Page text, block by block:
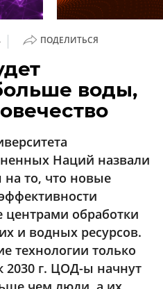
| ПОДЕЛИТЬСЯ
воды,
Наций назвали
то, что новые
центрами обработки
и водных ресурсов.
технологии только
2030 г. ЦОД-ы начнут